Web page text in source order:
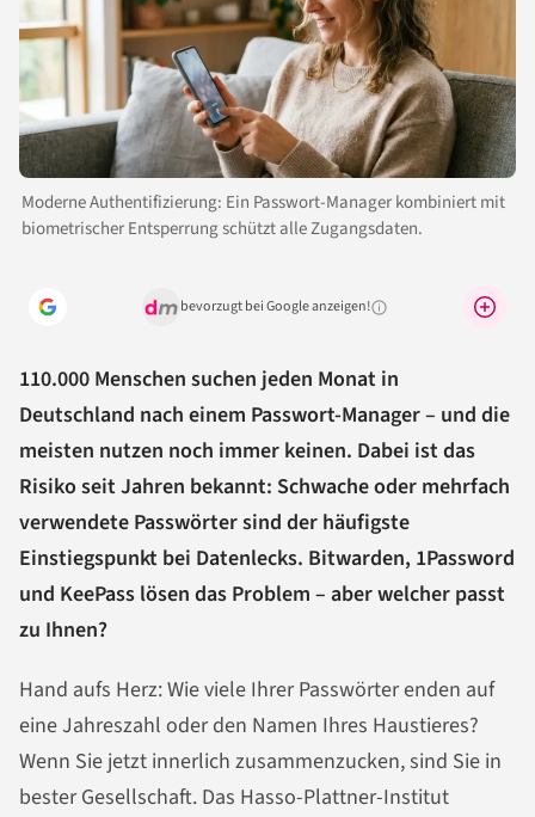
Moderne Authentifizierung: Ein Passwort-Manager kombiniert mit
biometrischer Entsperrung schützt alle Zugangsdaten.
bevorzugt bei Google anzeigen!Warum lohnt sich das?
110.000 Menschen suchen jeden Monat in
Deutschland nach einem Passwort-Manager – und die
meisten nutzen noch immer keinen. Dabei ist das
Risiko seit Jahren bekannt: Schwache oder mehrfach
verwendete Passwörter sind der häufigste
Einstiegspunkt bei Datenlecks. Bitwarden, 1Password
und KeePass lösen das Problem – aber welcher passt
zu Ihnen?
Hand aufs Herz: Wie viele Ihrer Passwörter enden auf
eine Jahreszahl oder den Namen Ihres Haustieres?
Wenn Sie jetzt innerlich zusammenzucken, sind Sie in
bester Gesellschaft. Das Hasso-Plattner-Institut